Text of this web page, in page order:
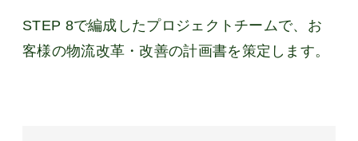
STEP 8で編成したプロジェクトチームで、お
客様の物流改革・改善の計画書を策定します。